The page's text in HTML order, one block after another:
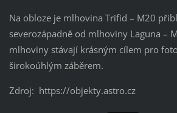
Na obloze je mlhovina Trifid – M20
severozápadně od mlhoviny Laguna –
mlhoviny stávají krásným cílem pro
širokoúhlým záběrem.
Zdroj: https://objekty.astro.cz